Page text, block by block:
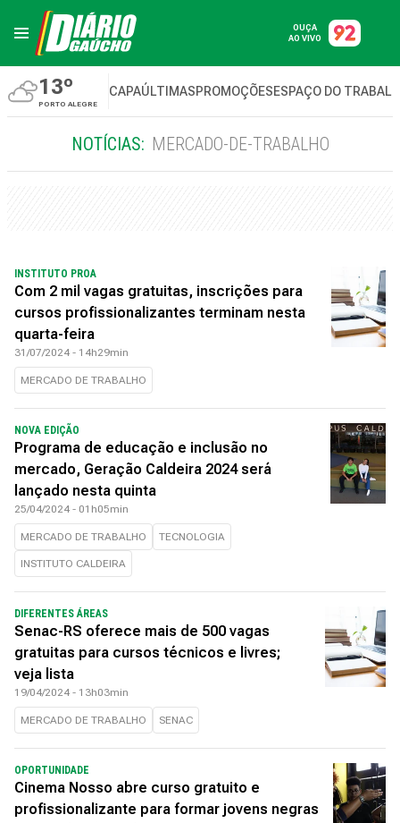
OUÇA
AO VIVO
13º
PORTO ALEGRE
CAPAÚLTIMASPROMOÇÕESESPAÇO DO
NOTÍCIAS: MERCADO-DE-TRABALHO
INSTITUTO PROA
Com 2 mil vagas gratuitas, inscrições para
cursos profissionalizantes terminam nesta
quarta-feira
31/07/2024 - 14h29min
MERCADO DE TRABALHO
NOVA EDIÇÃO
Programa de educação e inclusão no
mercado, Geração Caldeira 2024 será
lançado nesta quinta
25/04/2024 - 01h05min
MERCADO DE TRABALHO TECNOLOGIA
INSTITUTO CALDEIRA
DIFERENTES ÁREAS
Senac-RS oferece mais de 500 vagas
gratuitas para cursos técnicos e livres;
veja lista
19/04/2024 - 13h03min
MERCADO DE TRABALHO SENAC
OPORTUNIDADE
Cinema Nosso abre curso gratuito e
profissionalizante para formar jovens negras